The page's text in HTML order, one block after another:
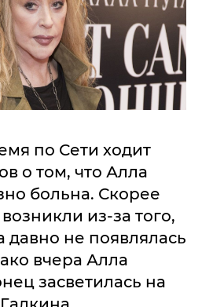
по Сети ходит
о том, что Алла
больна. Скорее
из-за того,
не появлялась
вчера Алла
засветилась на